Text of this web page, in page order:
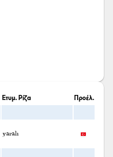
Ετυμ. Ρίζα Προέλ.
yaralı